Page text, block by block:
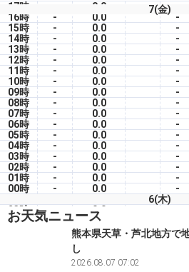
7(金)
17時 0.0
16時
- 0.0 -
15時
- 0.0 -
14時
- 0.0 -
13時
- 0.0 -
12時
- 0.0 -
11時
- 0.0 -
10時
- 0.0 -
09時
- 0.0 -
08時
- 0.0 -
07時
- 0.0 -
06時
- 0.0 -
05時
- 0.0 -
04時
- 0.0 -
03時
- 0.0 -
02時
- 0.0 -
01時
- 0.0 -
00時
- 0.0 -
6(木)
23時
- 0.0
22時
- 0.0
0.0 -
0.0 -
0.0
お天気ニュース
熊本県天草・芦北地方で
し
2026.08.07 07:02